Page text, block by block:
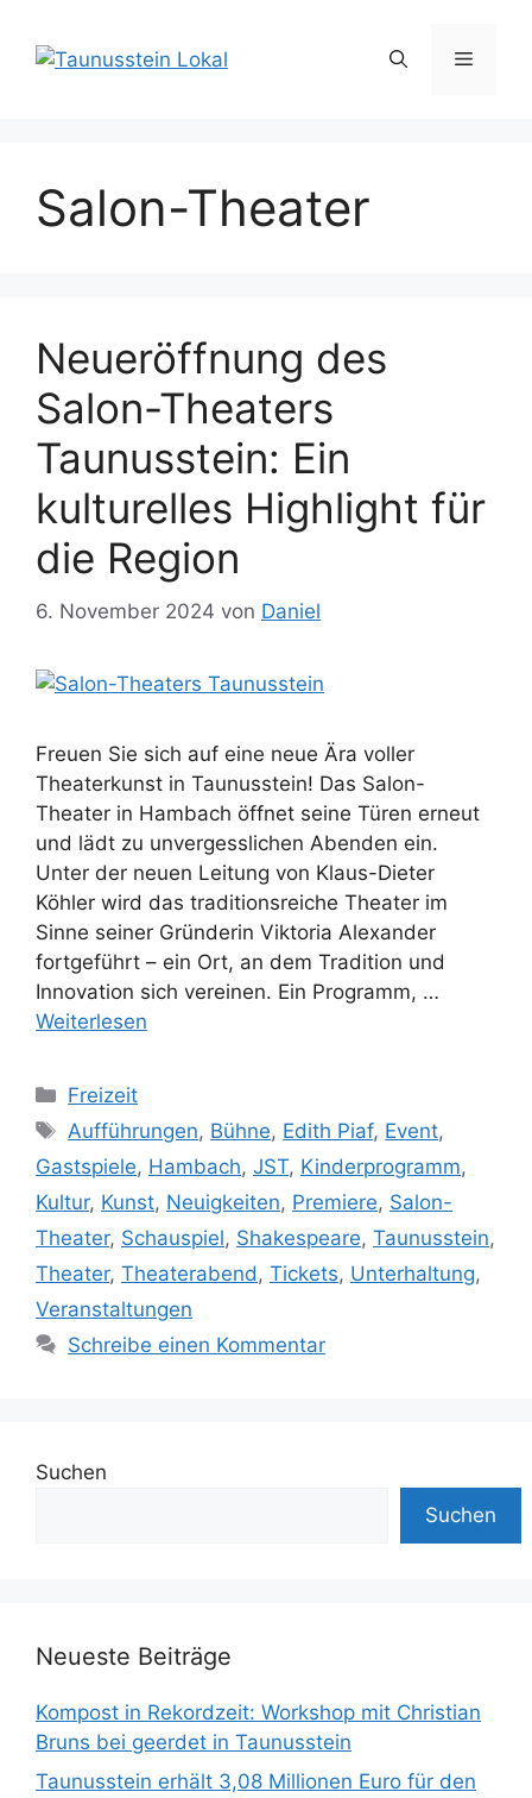
Inhalt
springen
Menü
Salon-Theater
Neueröffnung des
Salon-Theaters
Taunusstein: Ein
kulturelles Highlight für
die Region
6. November 2024 von Daniel
Freuen Sie sich auf eine neue Ära voller
Theaterkunst in Taunusstein! Das Salon-
Theater in Hambach öffnet seine Türen erneut
und lädt zu unvergesslichen Abenden ein.
Unter der neuen Leitung von Klaus-Dieter
Köhler wird das traditionsreiche Theater im
Sinne seiner Gründerin Viktoria Alexander
fortgeführt – ein Ort, an dem Tradition und
Innovation sich vereinen. Ein Programm, …
Weiterlesen
Kategorien
Freizeit
Schlagwörter
Aufführungen, Bühne, Edith Piaf, Event,
Gastspiele, Hambach, JST, Kinderprogramm,
Kultur, Kunst, Neuigkeiten, Premiere, Salon-
Theater, Schauspiel, Shakespeare, Taunusstein,
Theater, Theaterabend , Tickets, Unterhaltung,
Veranstaltungen
Schreibe einen Kommentar
Suchen
Suchen
Neueste Beiträge
Kompost in Rekordzeit: Workshop mit Christian
Bruns bei geerdet in Taunusstein
Taunusstein erhält 3,08 Millionen Euro für den